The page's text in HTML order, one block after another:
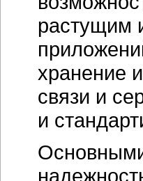
растущим
хранение
связи и
и